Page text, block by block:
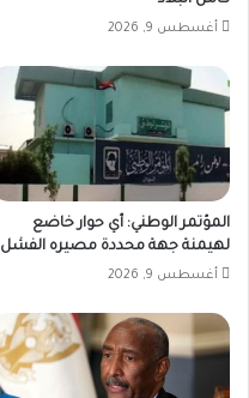
أغسطس 9, 2026
المؤتمر الوطني: أي حوار خاضع
لهيمنة جهة محددة مصيره الفشل
أغسطس 9, 2026